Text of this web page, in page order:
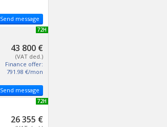
Send message
NEW 72H
43 800 €
(VAT ded.)
Finance offer:
791.98 €/mon
Send message
NEW 72H
26 355 €